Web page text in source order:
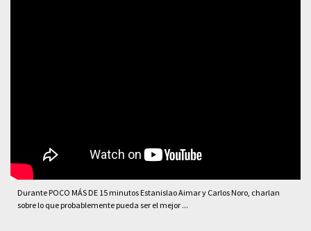
Durante POCO MÁS DE 15 minutos Estanislao Aimar y Carlos Noro, charlan
sobre lo que probablemente pueda ser el mejor ...